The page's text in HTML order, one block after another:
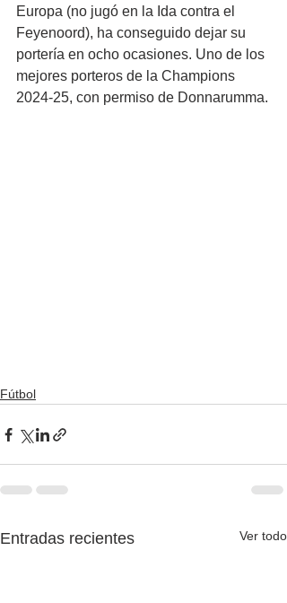
Europa (no jugó en la Ida contra el
Feyenoord), ha conseguido dejar su
portería en ocho ocasiones. Uno de los
mejores porteros de la Champions
2024-25, con permiso de Donnarumma.
Fútbol
Entradas recientes Ver todo